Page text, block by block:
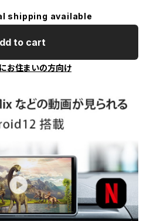
shipping available
to cart
お住まいの方向け